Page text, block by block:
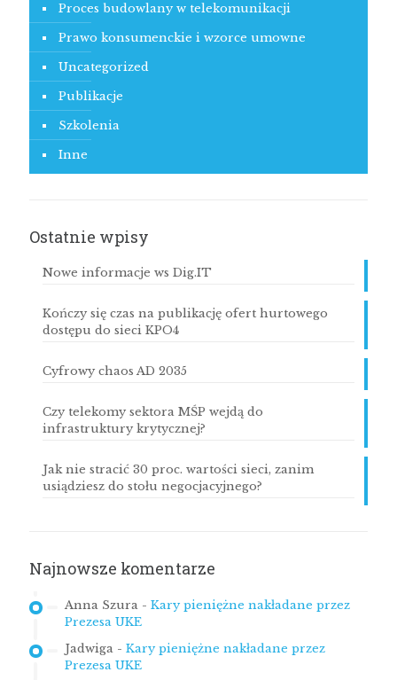
Proces budowlany w telekomunikacji
Prawo konsumenckie i wzorce umowne
Uncategorized
Publikacje
Szkolenia
Inne
Ostatnie wpisy
Nowe informacje ws Dig.IT
Kończy się czas na publikację ofert hurtowego
dostępu do sieci KPO4
Cyfrowy chaos AD 2035
Czy telekomy sektora MŚP wejdą do
infrastruktury krytycznej?
Jak nie stracić 30 proc. wartości sieci, zanim
usiądziesz do stołu negocjacyjnego?
Najnowsze komentarze
Anna Szura - Kary pieniężne nakładane przez
Prezesa UKE
Jadwiga - Kary pieniężne nakładane przez
Prezesa UKE